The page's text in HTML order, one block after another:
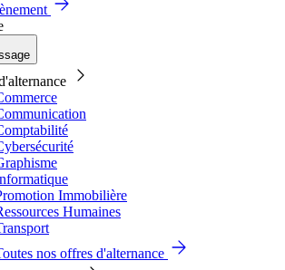
Immobilière
Humaines
nos offres d'alternance